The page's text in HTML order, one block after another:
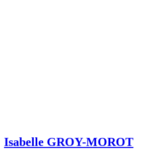
Isabelle GROY-MOROT